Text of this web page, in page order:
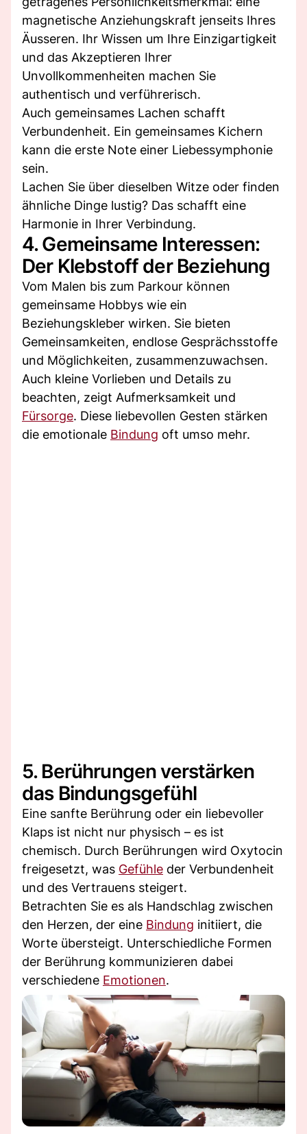
magnetische Anziehungskraft jenseits Ihres
Äusseren. Ihr Wissen um Ihre Einzigartigkeit
und das Akzeptieren Ihrer
Unvollkommenheiten machen Sie
authentisch und verführerisch.
Auch gemeinsames Lachen schafft
Verbundenheit. Ein gemeinsames Kichern
kann die erste Note einer Liebessymphonie
sein.
Lachen Sie über dieselben Witze oder finden
ähnliche Dinge lustig? Das schafft eine
Harmonie in Ihrer Verbindung.
4. Gemeinsame Interessen:
Der Klebstoff der Beziehung
Vom Malen bis zum Parkour können
gemeinsame Hobbys wie ein
Beziehungskleber wirken. Sie bieten
Gemeinsamkeiten, endlose Gesprächsstoffe
und Möglichkeiten, zusammenzuwachsen.
Auch kleine Vorlieben und Details zu
beachten, zeigt Aufmerksamkeit und
Fürsorge. Diese liebevollen Gesten stärken
die emotionale Bindung oft umso mehr.
5. Berührungen verstärken
das Bindungsgefühl
Eine sanfte Berührung oder ein liebevoller
Klaps ist nicht nur physisch – es ist
chemisch. Durch Berührungen wird Oxytocin
freigesetzt, was Gefühle der Verbundenheit
und des Vertrauens steigert.
Betrachten Sie es als Handschlag zwischen
den Herzen, der eine Bindung initiiert, die
Worte übersteigt. Unterschiedliche Formen
der Berührung kommunizieren dabei
verschiedene Emotionen.